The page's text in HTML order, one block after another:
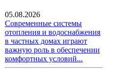
05.08.2026
Современные системы
отопления и водоснабжения
в частных домах играют
важную роль в обеспечении
комфортных условий...